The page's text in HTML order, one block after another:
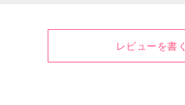
レビューを書く